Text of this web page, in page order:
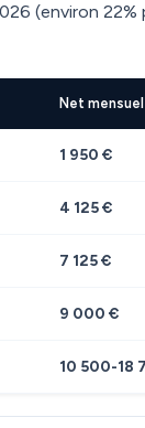
(environ 22%
Net mensuel
1 950 €
4 125 €
7 125 €
9 000 €
10 500-18